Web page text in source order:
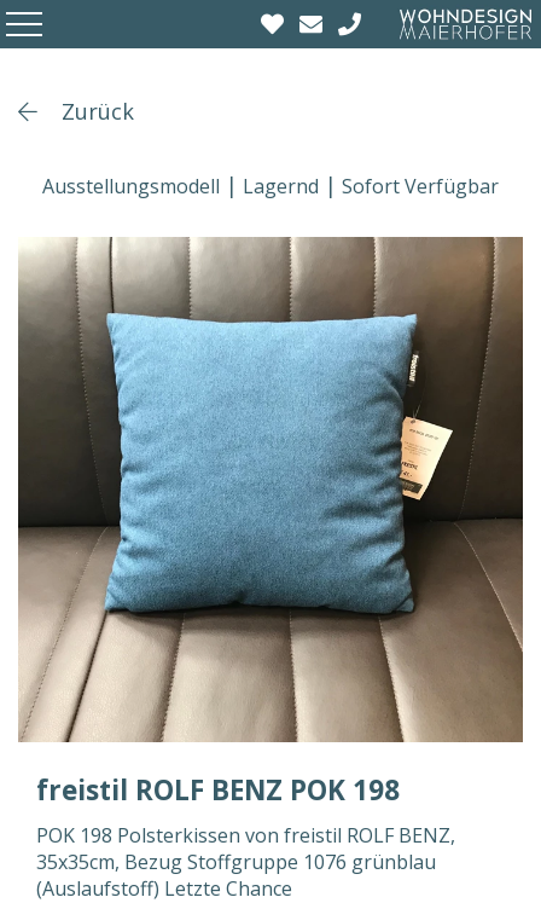
Zurück
Ausstellungsmodell Lagernd Sofort Verfügbar
freistil ROLF BENZ POK 198
POK 198 Polsterkissen von freistil ROLF BENZ,
35x35cm, Bezug Stoffgruppe 1076 grünblau
(Auslaufstoff) Letzte Chance